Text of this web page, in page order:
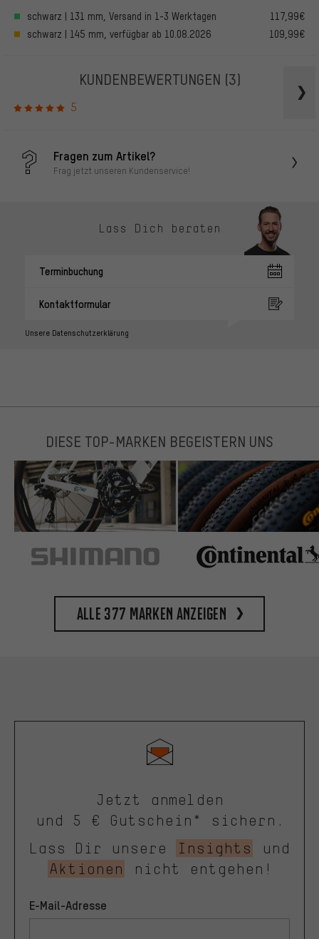
schwarz | 131 mm, Versand in 1-3 Werktagen
117,99€
schwarz | 145 mm, verfügbar ab 10.08.2026
109,99€
KUNDENBEWERTUNGEN (3)
5
Fragen zum Artikel?
Frag jetzt unseren Kundenservice!
Lass Dich beraten
Terminbuchung
Kontaktformular
Unsere Datenschutzerklärung
DIESE TOP-MARKEN BEGEISTERN UNS
Alle 377 Marken anzeigen
Jetzt anmelden
und 5 € Gutschein* sichern.
Lass Dir unsere
Insights
und
Aktionen
nicht entgehen!
E-Mail-Adresse